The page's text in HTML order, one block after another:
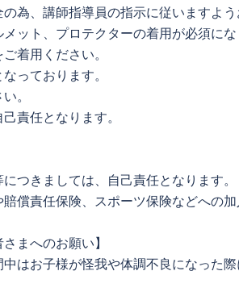
為、講師指導員の指示に従いますよう
ット、プロテクターの着用が必須にな
着用ください。
っております。
。
責任となります。
つきましては、自己責任となります。
償責任保険、スポーツ保険などへの加
まへのお願い】
はお子様が怪我や体調不良になった